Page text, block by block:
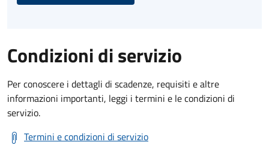
Condizioni di servizio
Per conoscere i dettagli di scadenze, requisiti e altre
informazioni importanti, leggi i termini e le condizioni di
servizio.
Termini e condizioni di servizio